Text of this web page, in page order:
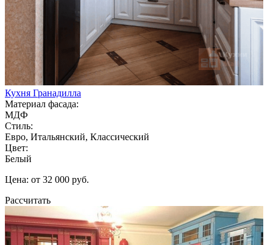
Кухня Гранадилла
Материал фасада:
МДФ
Стиль:
Евро, Итальянский, Классический
Цвет:
Белый
Цена: от 32 000 руб.
Рассчитать